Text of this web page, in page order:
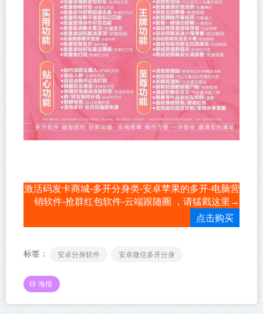
激活码发卡商城-多开分身类-安卓苹果的多开-电脑营
销软件-抢群红包软件-云端跟随圈 ，请猛戳这里→
点击购买
标签： 安卓分身软件 安卓微信多开分身
海报